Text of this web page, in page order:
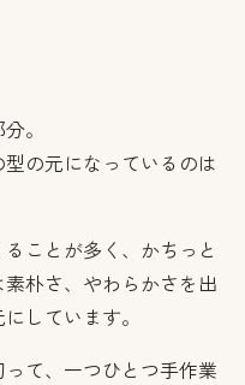
。
の元になっているのは
ことが多く、かちっと
朴さ、やわらかさを出
しています。
て、一つひとつ手作業